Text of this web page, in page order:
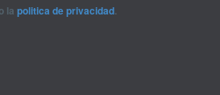
la politica de privacidad.